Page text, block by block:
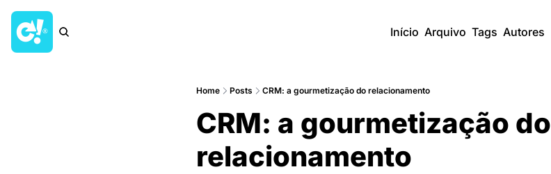
Início Arquivo Tags Autores
Home Posts CRM: a gourmetização do relacionamento
CRM: a gourmetização do
relacionamento